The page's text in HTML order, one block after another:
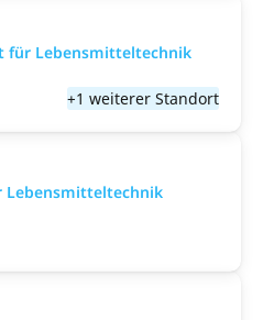
für Lebensmitteltechnik
+1 weiterer Standort
Lebensmitteltechnik